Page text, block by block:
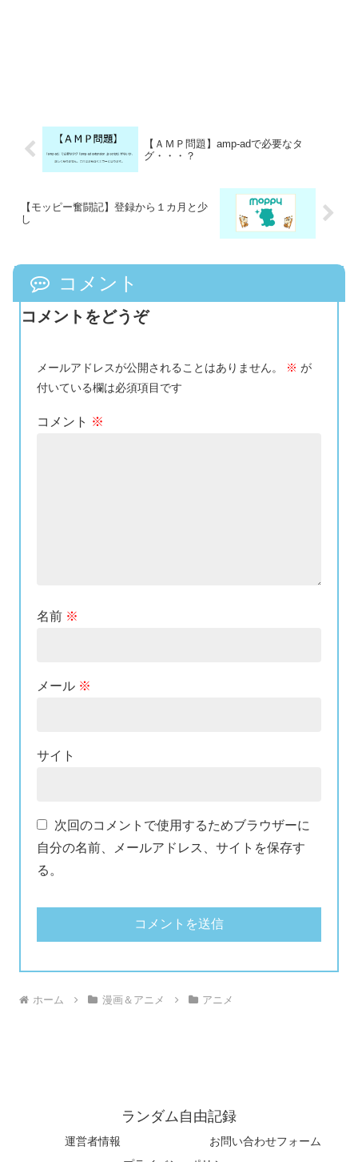
【ＡＭＰ問題】amp-adで必要なタ
グ・・・？
【モッピー奮闘記】登録から１カ月と少
し
コメント
コメントをどうぞ
メールアドレスが公開されることはありません。 ※ が
付いている欄は必須項目です
コメント ※
名前 ※
メール ※
サイト
次回のコメントで使用するためブラウザーに
自分の名前、メールアドレス、サイトを保存す
る。
ホーム 漫画＆アニメ アニメ
ランダム自由記録
運営者情報
お問い合わせフォーム